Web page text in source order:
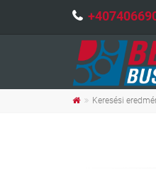
Keresési